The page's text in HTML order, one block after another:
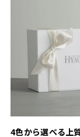
4色から選べる上